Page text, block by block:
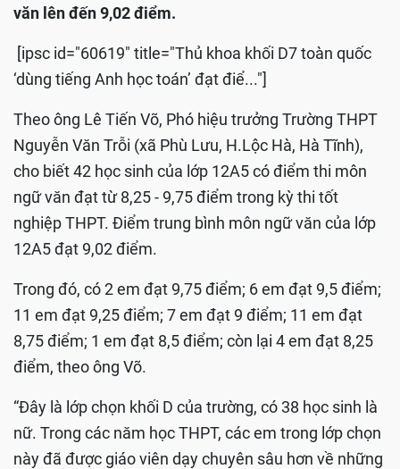
văn lên đến 9,02 điểm.
[ipsc id="60619" title="Thủ khoa khối D7 toàn quốc
‘dùng tiếng Anh học toán’ đạt điể..."]
Theo ông Lê Tiến Võ, Phó hiệu trưởng Trường THPT
Nguyễn Văn Trỗi (xã Phù Lưu, H.Lộc Hà, Hà Tĩnh),
cho biết 42 học sinh của lớp 12A5 có điểm thi môn
ngữ văn đạt từ 8,25 - 9,75 điểm trong kỳ thi tốt
nghiệp THPT. Điểm trung bình môn ngữ văn của lớp
12A5 đạt 9,02 điểm.
Trong đó, có 2 em đạt 9,75 điểm; 6 em đạt 9,5 điểm;
11 em đạt 9,25 điểm; 7 em đạt 9 điểm; 11 em đạt
8,75 điểm; 1 em đạt 8,5 điểm; còn lại 4 em đạt 8,25
điểm, theo ông Võ.
“Đây là lớp chọn khối D của trường, có 38 học sinh là
nữ. Trong các năm học THPT, các em trong lớp chọn
này đã được giáo viên dạy chuyên sâu hơn về những